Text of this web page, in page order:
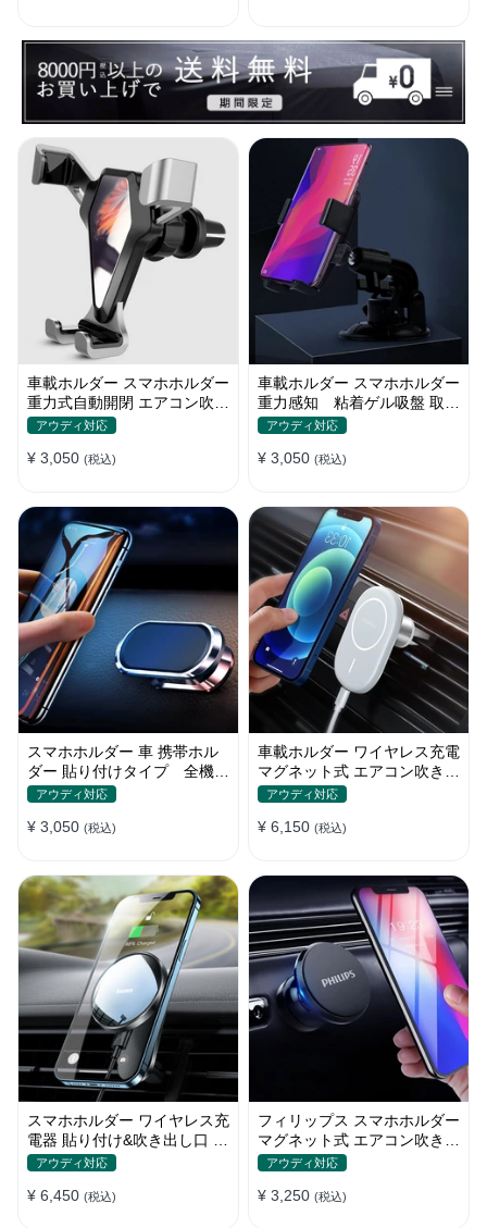
車載ホルダー スマホホルダー
重力式自動開閉 エアコン吹き
出し口用 全機種
アウディ対応
¥ 3,050 (税込)
車載ホルダー スマホホルダー
重力感知 粘着ゲル吸盤 取り
付け簡単 360度回転
アウディ対応
¥ 3,050 (税込)
スマホホルダー 車 携帯ホル
ダー 貼り付けタイプ 全機種
電波干渉なし 自由回転 合金
アウディ対応
¥ 3,050 (税込)
車載ホルダー ワイヤレス充電
マグネット式 エアコン吹き出
し口用 スマホ iPhone
アウディ対応
¥ 6,150 (税込)
スマホホルダー ワイヤレス充
電器 貼り付け&吹き出し口 マ
グネット式 magsafe 全機種
アウディ対応
¥ 6,450 (税込)
フィリップス スマホホルダー
マグネット式 エアコン吹き出
し口 全機種
アウディ対応
¥ 3,250 (税込)